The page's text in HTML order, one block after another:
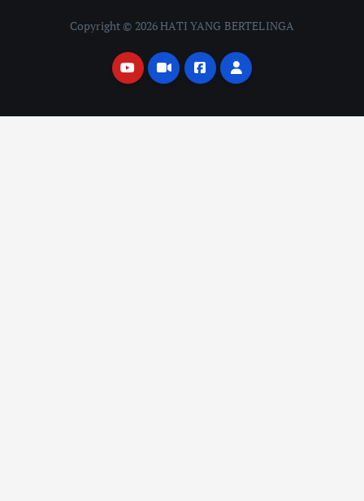
Copyright © 2026 HATI YANG BERTELINGA